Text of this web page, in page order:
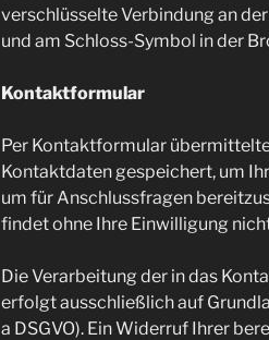
verschlüsselte Verbindung an
und am Schloss-Symbol in der
Kontaktformular
Per Kontaktformular
Kontaktdaten gespeichert, um
um für Anschlussfragen
findet ohne Ihre Einwilligung
Die Verarbeitung der in das
erfolgt ausschließlich auf
a DSGVO). Ein Widerruf Ihrer